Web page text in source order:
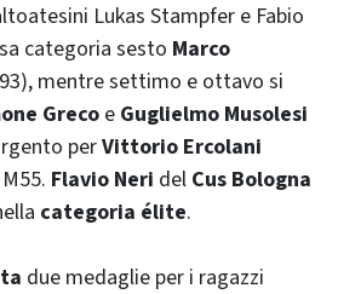
Lukas Stampfer e Fabio
categoria sesto Marco
mentre settimo e ottavo si
Greco e Guglielmo Musolesi
perVittorio Ercolani
Flavio Neri del Cus Bologna
categoria élite.
due medaglie per i ragazzi